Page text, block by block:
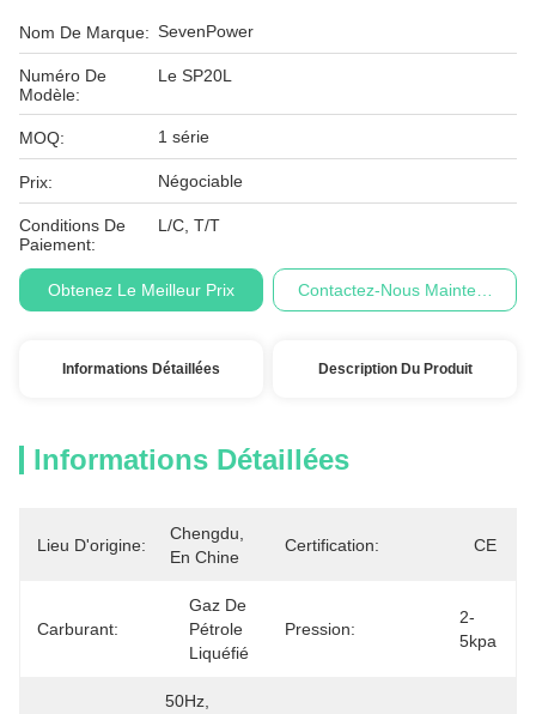
Nom De Marque: SevenPower
Numéro De
Modèle:
Le SP20L
MOQ: 1 série
Prix: Négociable
Conditions De
Paiement:
L/C, T/T
Obtenez Le Meilleur Prix Contactez-Nous Maintenant
Informations Détaillées Description Du Produit
Informations Détaillées
Lieu D'origine:
Chengdu,
En Chine
Certification: CE
Carburant:
Gaz De
Pétrole
Liquéfié
Pression:
2-
5kpa
50Hz,